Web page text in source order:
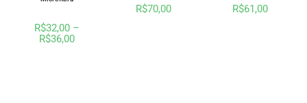
R$32,00 –
R$36,00
R$70,00 R$61,00